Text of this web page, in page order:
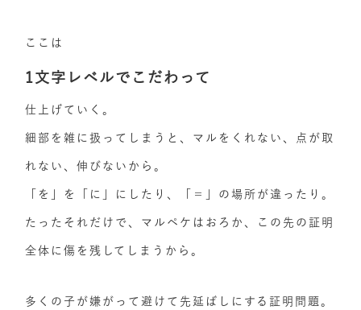
ここは
1文字レベルでこだわって
仕上げていく。
細部を雑に扱ってしまうと、マルをくれない、点が取
れない、伸びないから。
「を」を「に」にしたり、「＝」の場所が違ったり。
たったそれだけで、マルペケはおろか、この先の証明
全体に傷を残してしまうから。
多くの子が嫌がって避けて先延ばしにする証明問題。